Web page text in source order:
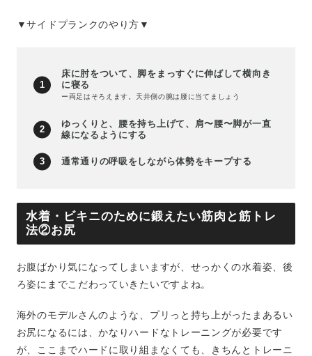
▼サイドプランクのやり方▼
床に肘をついて、脚をまっすぐに伸ばして横向き
に寝る
ー両足はそろえます。天井側の腕は腰に当てましょう
ゆっくりと、腰を持ち上げて、肩〜腰〜脚が一直
線になるようにする
通常通りの呼吸をしながら体勢をキープする
水着・ビキニのために鍛えたい筋肉と筋トレ
法②お尻
お腹ばかり気になってしまいますが、せっかくの水着姿、後
ろ姿にまでこだわっていきたいですよね。
海外のモデルさんのような、プリっと持ち上がったまあるい
お尻になるには、かなりハードなトレーニングが必要です
が、ここまでハードに取り組まなくても、きちんとトレーニ